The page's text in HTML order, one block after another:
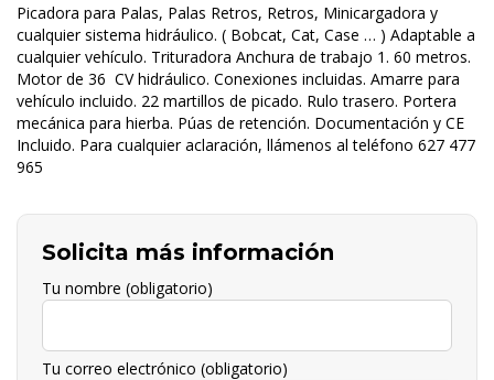
Picadora para Palas, Palas Retros, Retros, Minicargadora y
cualquier sistema hidráulico. ( Bobcat, Cat, Case … ) Adaptable a
cualquier vehículo. Trituradora Anchura de trabajo 1. 60 metros.
Motor de 36 CV hidráulico. Conexiones incluidas. Amarre para
vehículo incluido. 22 martillos de picado. Rulo trasero. Portera
mecánica para hierba. Púas de retención. Documentación y CE
Incluido. Para cualquier aclaración, llámenos al teléfono 627 477
965
Solicita más información
Tu nombre (obligatorio)
Tu correo electrónico (obligatorio)